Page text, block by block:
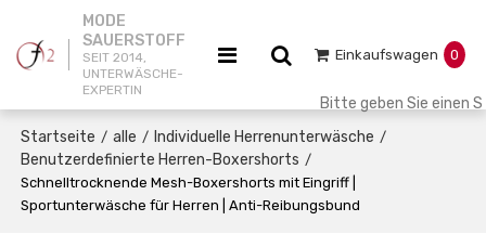
MODE
SAUERSTOFF
SEIT 2014,
UNTERWÄSCHE-
EXPERTIN
Einkaufswagen 0
Startseite / alle / Individuelle Herrenunterwäsche /
Benutzerdefinierte Herren-Boxershorts /
Schnelltrocknende Mesh-Boxershorts mit Eingriff |
Sportunterwäsche für Herren | Anti-Reibungsbund